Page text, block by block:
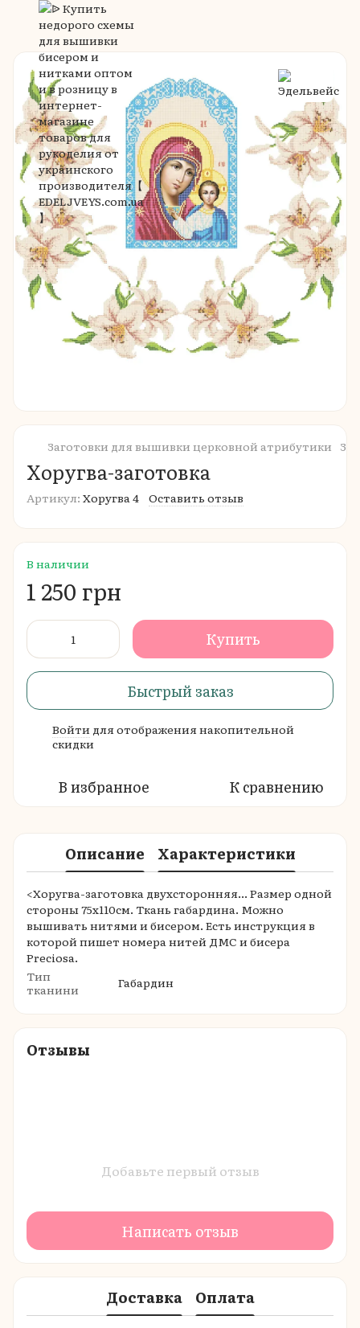
Заготовки для вышивки церковной атрибутики
Хоругва-заготовка
Артикул: Хоругва 4 Оставить отзыв
В наличии
1 250 грн
Купить
Быстрый заказ
Войти для отображения накопительной
скидки
В избранное К сравнению
Описание Характеристики
<Хоругва-заготовка двухсторонняя... Размер одной
стороны 75х110см. Ткань габардина. Можно
вышивать нитями и бисером. Есть инструкция в
которой пишет номера нитей ДМС и бисера
Preciosa.
Тип
тканини
Габардин
Отзывы
Добавьте первый отзыв
Написать отзыв
Доставка Оплата